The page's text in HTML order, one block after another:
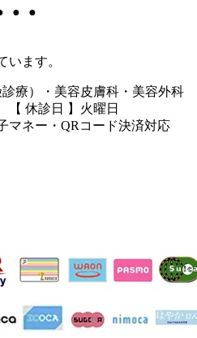
● ●
います。
診療）・美容皮膚科・美容外科
【 休診日 】火曜日
マネー・QRコード決済対応